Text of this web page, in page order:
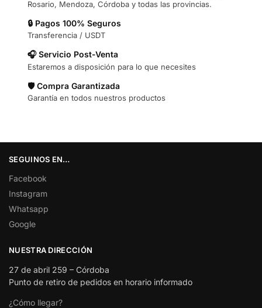
Rosario, Mendoza, Córdoba y todas las provincias.
🔒 Pagos 100% Seguros
Transferencia / USDT
🎧 Servicio Post-Venta
Estaremos a disposición para lo que necesites
🛡️ Compra Garantizada
Garantía en todos nuestros productos
SEGUINOS EN…
Facebook
Instagram
Whatsapp
Google
NUESTRA DIRECCIÓN
27 de abril 259 – Córdoba
Punto de retiro de pedidos en horario informado
¿Cómo llegar?